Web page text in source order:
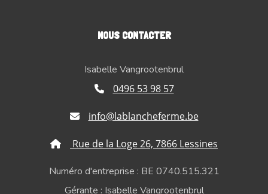
NOUS CONTACTER
Isabelle Vangrootenbrul
0496 53 98 57
info@lablancheferme.be
Rue de la Loge 26, 7866 Lessines
Numéro d'entreprise : BE 0740.515.321
Gérante : Isabelle Vangrootenbrul